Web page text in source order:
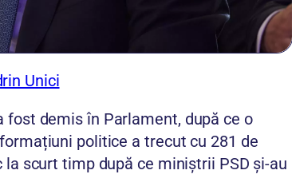
Unici
fost demis în Parlament, după ce o
politice a trecut cu 281 de
scurt timp după ce miniștrii PSD și-au